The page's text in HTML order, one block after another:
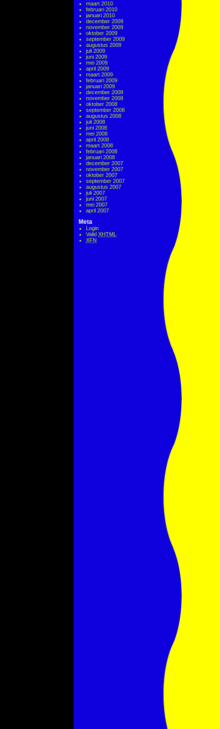
maart 2010
februari 2010
januari 2010
december 2009
november 2009
oktober 2009
september 2009
augustus 2009
juli 2009
juni 2009
mei 2009
april 2009
maart 2009
februari 2009
januari 2009
december 2008
november 2008
oktober 2008
september 2008
augustus 2008
juli 2008
juni 2008
mei 2008
april 2008
maart 2008
februari 2008
januari 2008
december 2007
november 2007
oktober 2007
september 2007
augustus 2007
juli 2007
juni 2007
mei 2007
april 2007
Meta
Login
Valid XHTML
XFN